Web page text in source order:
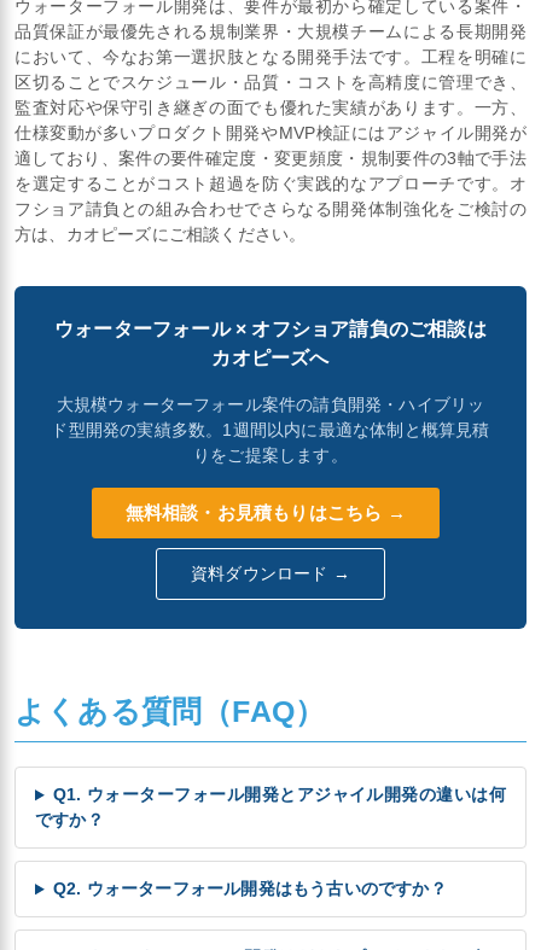
ウォーターフォール開発は、要件が最初から確定している案件・
品質保証が最優先される規制業界・大規模チームによる長期開発
において、今なお第一選択肢となる開発手法です。工程を明確に
区切ることでスケジュール・品質・コストを高精度に管理でき、
監査対応や保守引き継ぎの面でも優れた実績があります。一方、
仕様変動が多いプロダクト開発やMVP検証にはアジャイル開発が
適しており、案件の要件確定度・変更頻度・規制要件の3軸で手法
を選定することがコスト超過を防ぐ実践的なアプローチです。オ
フショア請負との組み合わせでさらなる開発体制強化をご検討の
方は、カオピーズにご相談ください。
ウォーターフォール × オフショア請負のご相談は
カオピーズへ
大規模ウォーターフォール案件の請負開発・ハイブリッ
ド型開発の実績多数。1週間以内に最適な体制と概算見積
りをご提案します。
無料相談・お見積もりはこちら →
資料ダウンロード →
よくある質問（FAQ）
Q1. ウォーターフォール開発とアジャイル開発の違いは何
ですか？
Q2. ウォーターフォール開発はもう古いのですか？